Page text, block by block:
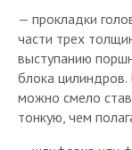
— прокладки
части трех
выступанию
блока
можно смело
тонкую, чем